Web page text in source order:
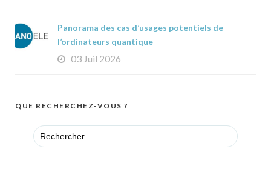
Panorama des cas d’usages potentiels de
l’ordinateurs quantique
03 Juil 2026
QUE RECHERCHEZ-VOUS ?
Search
for: